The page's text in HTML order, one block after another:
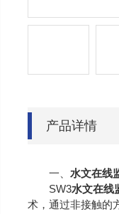
产品详情
一、 水文在线
SW3水文在线
术，通过非接触的